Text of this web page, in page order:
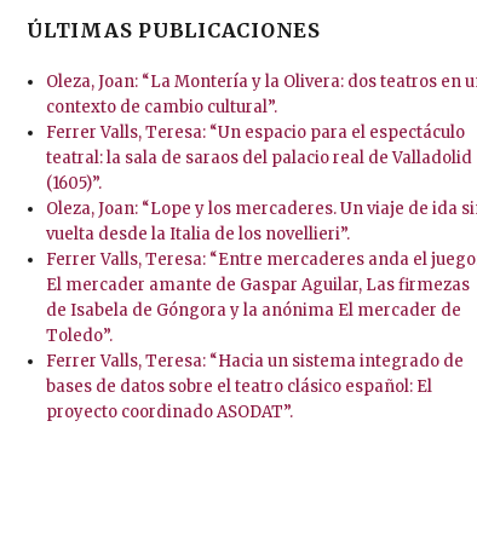
ÚLTIMAS PUBLICACIONES
Oleza, Joan: “La Montería y la Olivera: dos teatros en
contexto de cambio cultural”.
Ferrer Valls, Teresa: “Un espacio para el espectáculo
teatral: la sala de saraos del palacio real de Valladolid
(1605)”.
Oleza, Joan: “Lope y los mercaderes. Un viaje de ida
vuelta desde la Italia de los novellieri”.
Ferrer Valls, Teresa: “Entre mercaderes anda el
El mercader amante de Gaspar Aguilar, Las firmezas
de Isabela de Góngora y la anónima El mercader de
Toledo”.
Ferrer Valls, Teresa: “Hacia un sistema integrado de
bases de datos sobre el teatro clásico español: El
proyecto coordinado ASODAT”.